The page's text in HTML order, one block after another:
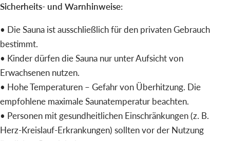
Sicherheits- und Warnhinweise:
• Die Sauna ist ausschließlich für den privaten Gebrauch
bestimmt.
• Kinder dürfen die Sauna nur unter Aufsicht von
Erwachsenen nutzen.
• Hohe Temperaturen – Gefahr von Überhitzung. Die
empfohlene maximale Saunatemperatur beachten.
• Personen mit gesundheitlichen Einschränkungen (z. B.
Herz-Kreislauf-Erkrankungen) sollten vor der Nutzung